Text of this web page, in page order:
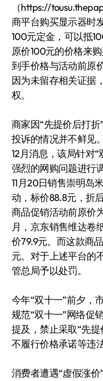
（https://
商平台购买显示器时
100元定金，可以抵
原价100元的价格来
到手价格与活动前原
因为未留存相关证据
权。
商家因“先提价后打
投诉的情况并不鲜见
12月消息，该局针对
强烈的网购问题进行
11月20日销售崇明岛
动，标价88.8元，折
商品促销活动前原价
月，京东销售维达卷
价79.9元。而这款商
元。对于上述平台的
管总局予以处罚。
今年“双十一”前夕，
规范“双十一”网络促
提及，禁止采取“先提
不履行价格承诺等违
消费者遭遇“虚假涨